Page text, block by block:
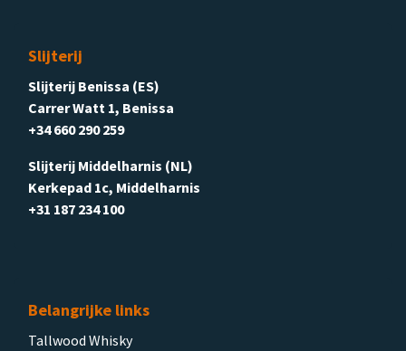
Slijterij
Slijterij Benissa (ES)
Carrer Watt 1, Benissa
+34 660 290 259
Slijterij Middelharnis (NL)
Kerkepad 1c, Middelharnis
+31 187 234 100
Belangrijke links
Tallwood Whisky